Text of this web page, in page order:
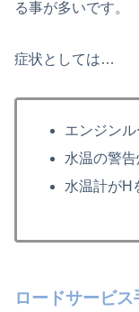
る事が多いです。
症状としては…
エンジン
水温の警
水温計がH
ロードサービ